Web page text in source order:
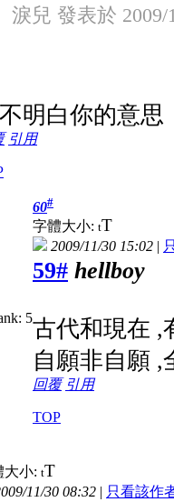
淚兒 發表於 2009/
明白你的意思
引用
60#
字體大小: tT
2009/11/30 15:02 |
59# hellboy
古代和現在 ,
自願非自願 ,
回覆 引用
TOP
大小: tT
11/30 08:32 | 只看該作